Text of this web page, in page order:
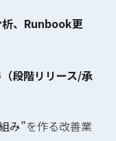
析、Runbook更
段階リリース/承
み”を作る改善業